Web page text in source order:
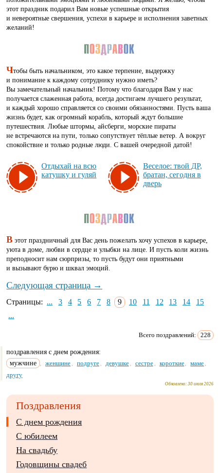
этот праздник подарил Вам новые успешные открытия
и невероятные свершения, успехи в карьере и исполнения заветных
желаний!
Чтобы быть начальником, это какое терпение, выдержку
и понимание к каждому сотруднику нужно иметь?
Вы замечательный начальник! Потому что благодаря Вам у нас
получается слаженная работа, всегда достигаем лучшего результат,
и каждый хорошо справляется со своими обязанностями. Пусть ваша
жизнь будет, как огромный корабль, который ждут большие
путешествия. Любые штормы, айсберги, морские пираты
не встречаются на пути, только сопутствует тёплые ветер. А вокруг
спокойствие и только родные люди. С вашей очередной датой!
От­ды­хай на всю
ка­туш­ку и гу­ляй
Ве­се­лое: твой ДР,
бра­тан, се­год­ня в
дверь
В этот праздничный для Вас день пожелать хочу успехов в карьере,
уюта в доме, любви в сердце и улыбки на лице. И пусть коли жизнь
преподносит нам сюрпризы, то пусть будут они приятными
и вызывают бурю и шквал эмоций.
Следующая страница →
Страницы: ... 3 4 5 6 7 8 9 10 11 12 13 14
15
...
Всего поздравлений: 228
поздравления с днем рождения:
мужчине
женщине подруге девушке сестре короткие маме
другу
Обновлено:30 июля 2026
Поздравления
С днем рождения
С юбилеем
На свадьбу
Годовщины свадеб